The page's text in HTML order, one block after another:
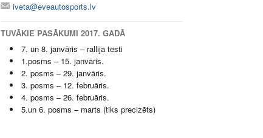
iveta@eveautosports.lv
TUVĀKIE PASĀKUMI 2017. GADĀ
7. un 8. janvāris – rallija testi
1.posms – 15. janvāris.
2. posms – 29. janvāris.
3. posms – 12. februāris.
4. posms – 26. februāris.
5.un 6. posms – marts (tiks precizēts)